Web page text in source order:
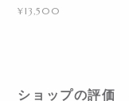
¥13,500
ショップの評価